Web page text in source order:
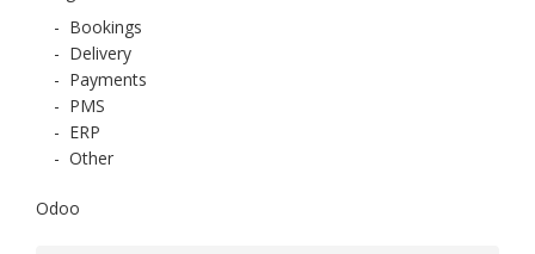
- Bookings
- Delivery
- Payments
- PMS
- ERP
- Other
Odoo